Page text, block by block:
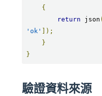
{
return json
'ok'
]);
}
}
驗證資料來源